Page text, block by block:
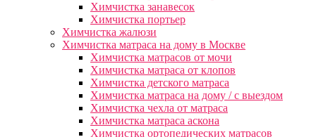
Химчистка занавесок
Химчистка портьер
Химчистка жалюзи
Химчистка матраса на дому в Москве
Химчистка матрасов от мочи
Химчистка матраса от клопов
Химчистка детского матраса
Химчистка матраса на дому / с выездом
Химчистка чехла от матраса
Химчистка матраса аскона
Химчистка ортопедических матрасов